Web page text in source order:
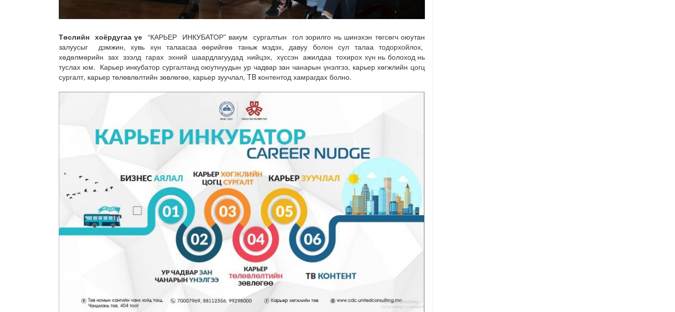
Төслийн хоёрдугаа үе “КАРЬЕР ИНКУБАТОР” вакум сургалтын гол зорилго нь шинэхэн төгсөгч оюутан
залуусыг дэмжин, хувь хүн талаасаа өөрийгөө таньж мэдэх, давуу болон сул талаа тодорхойлох,
хөдөлмөрийн зах зээлд гарах эхний шаардлагуудад нийцэх, хүссэн ажилдаа тохирох хүн нь болоход нь
туслах юм. Карьер инкубатор сургалтанд оюутнуудын ур чадвар зан чанарын үнэлгээ, карьер хөгжлийн цогц
сургалт, карьер төлөвлөлтийн зөвлөгөө, карьер зуучлал, TB контентод хамрагдах болно.